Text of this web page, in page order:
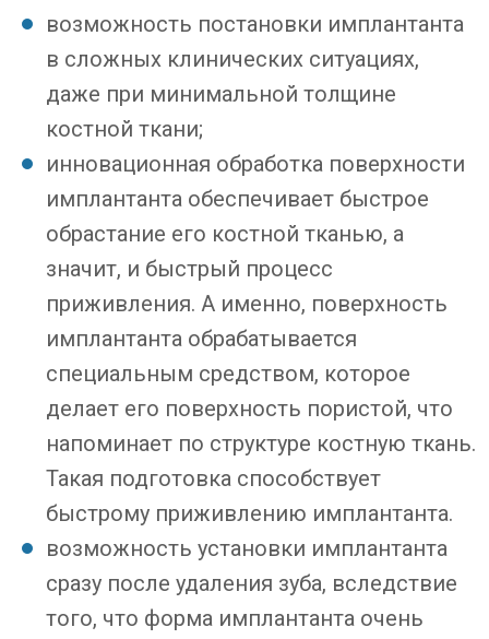
возможность постановки имплантанта
в сложных клинических ситуациях,
даже при минимальной толщине
костной ткани;
инновационная обработка поверхности
имплантанта обеспечивает быстрое
обрастание его костной тканью, а
значит, и быстрый процесс
приживления. А именно, поверхность
имплантанта обрабатывается
специальным средством, которое
делает его поверхность пористой, что
напоминает по структуре костную ткань.
Такая подготовка способствует
быстрому приживлению имплантанта.
возможность установки имплантанта
сразу после удаления зуба, вследствие
того, что форма имплантанта очень